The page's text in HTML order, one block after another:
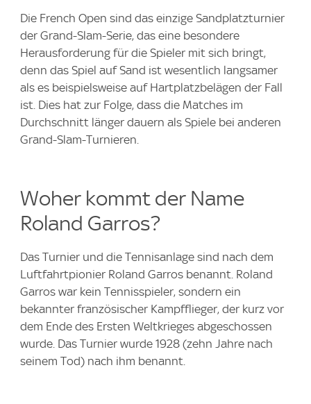
Die French Open sind das einzige Sandplatzturnier
der Grand-Slam-Serie, das eine besondere
Herausforderung für die Spieler mit sich bringt,
denn das Spiel auf Sand ist wesentlich langsamer
als es beispielsweise auf Hartplatzbelägen der Fall
ist. Dies hat zur Folge, dass die Matches im
Durchschnitt länger dauern als Spiele bei anderen
Grand-Slam-Turnieren.
Woher kommt der Name
Roland Garros?
Das Turnier und die Tennisanlage sind nach dem
Luftfahrtpionier Roland Garros benannt. Roland
Garros war kein Tennisspieler, sondern ein
bekannter französischer Kampfflieger, der kurz vor
dem Ende des Ersten Weltkrieges abgeschossen
wurde. Das Turnier wurde 1928 (zehn Jahre nach
seinem Tod) nach ihm benannt.